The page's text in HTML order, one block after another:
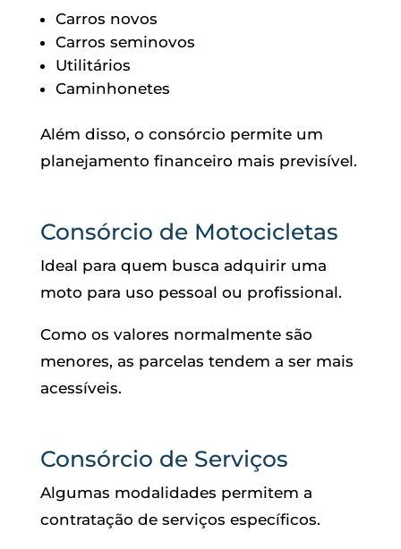
Carros novos
Carros seminovos
Utilitários
Caminhonetes
Além disso, o consórcio permite um
planejamento financeiro mais previsível.
Consórcio de Motocicletas
Ideal para quem busca adquirir uma
moto para uso pessoal ou profissional.
Como os valores normalmente são
menores, as parcelas tendem a ser mais
acessíveis.
Consórcio de Serviços
Algumas modalidades permitem a
contratação de serviços específicos.